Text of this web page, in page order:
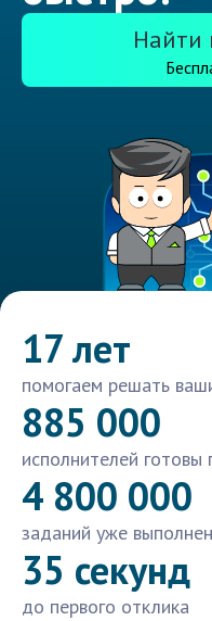
Найти
17 лет
помогаем решать
885 000
исполнителей готовы
4 800 000
заданий уже
35 секунд
до первого отклика